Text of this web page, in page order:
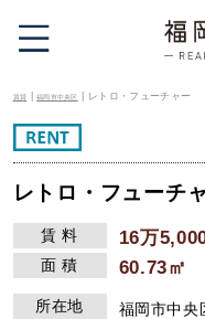
賃貸 |福岡市中央区 | レトロ・フューチャー
レトロ・フューチ
賃 料 16万
面 積 60.73㎡
所在地
福岡市中央